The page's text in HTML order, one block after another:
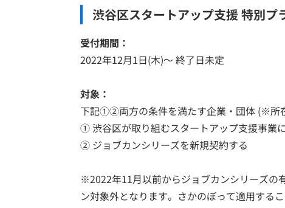
渋谷区スタートアップ支援 特別プ
受付期間：
2022年12月1日(木)～ 終了日未定
対象：
下記①②両方の条件を満たす企業・団体 (※所
① 渋谷区が取り組むスタートアップ支援事業
② ジョブカンシリーズを新規契約する
※2022年11月以前からジョブカンシリーズの
ン対象外となります。さかのぼって適用するこ